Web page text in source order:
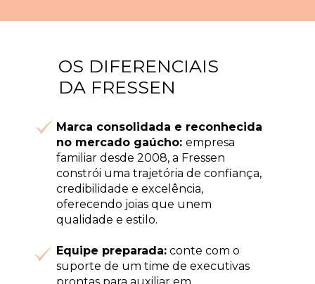
OS DIFERENCIAIS
DA FRESSEN
Marca consolidada e reconhecida
no mercado gaúcho: empresa
familiar desde 2008, a Fressen
constrói uma trajetória de confiança,
oferecendo joias que unem
qualidade e estilo.
Equipe preparada: conte com o
suporte de um time de executivas